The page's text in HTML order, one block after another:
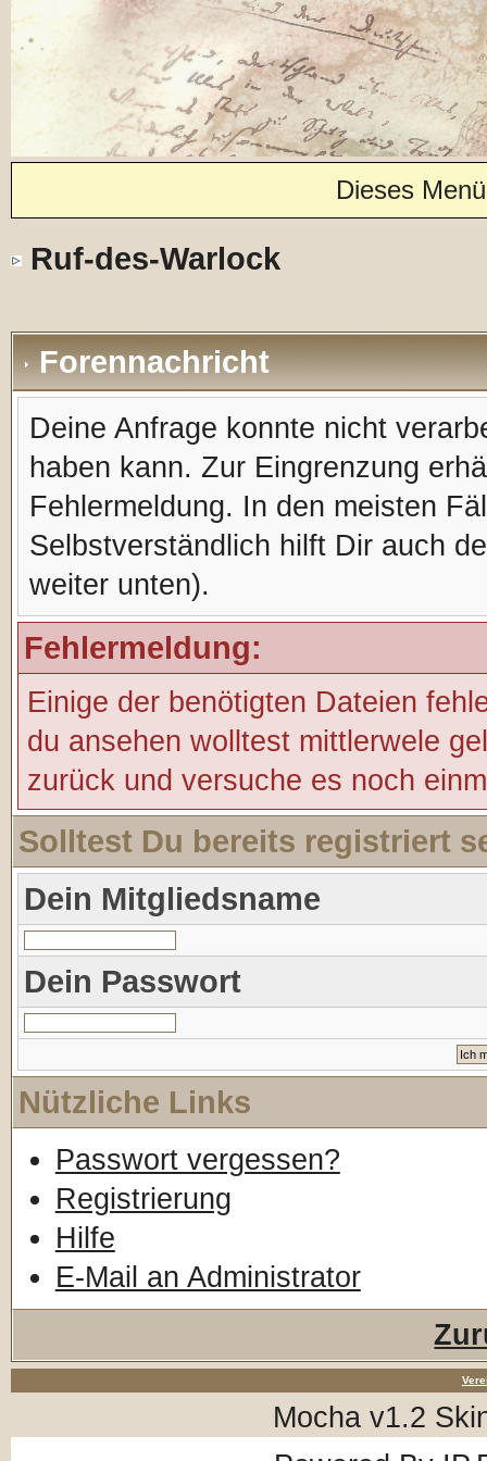
Dieses
Ruf-des-Warlock
Forennachricht
Deine Anfrage konnte nicht
haben kann. Zur Eingrenzung
Fehlermeldung. In den meisten
Selbstverständlich hilft Dir auch
weiter unten).
Fehlermeldung:
Einige der benötigten Dateien
du ansehen wolltest mittlerwele
zurück und versuche es noch
Solltest Du bereits registriert
Dein Mitgliedsname
Dein Passwort
Nützliche Links
Passwort vergessen?
Registrierung
Hilfe
E-Mail an Administrator
Mocha v1.2